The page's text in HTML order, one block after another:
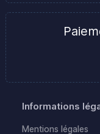
Informations
Mentions légales